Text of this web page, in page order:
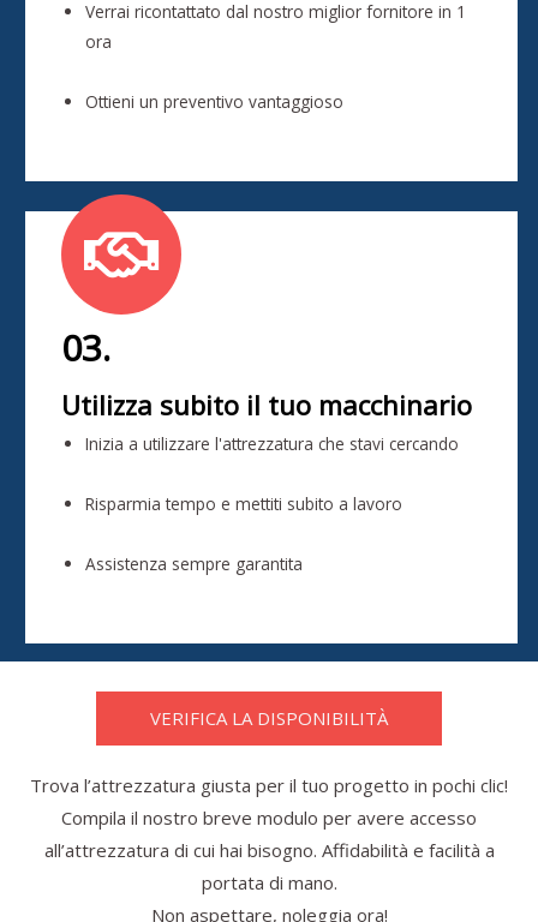
Verrai ricontattato dal nostro miglior fornitore in 1
ora
Ottieni un preventivo vantaggioso
03.
Utilizza subito il tuo macchinario
Inizia a utilizzare l'attrezzatura che stavi cercando
Risparmia tempo e mettiti subito a lavoro
Assistenza sempre garantita
VERIFICA LA DISPONIBILITÀ
Trova l’attrezzatura giusta per il tuo progetto in pochi clic!
Compila il nostro breve modulo per avere accesso
all’attrezzatura di cui hai bisogno. Affidabilità e facilità a
portata di mano.
Non aspettare, noleggia ora!